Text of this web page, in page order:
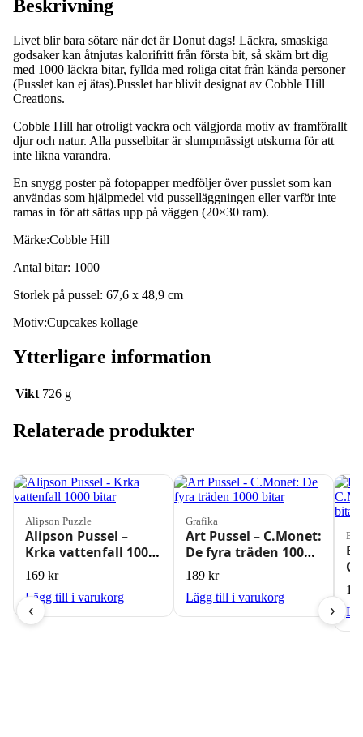
Beskrivning
Livet blir bara sötare när det är Donut dags! Läckra, smaskiga
godsaker kan åtnjutas kalorifritt från första bit, så skäm brt dig
med 1000 läckra bitar, fyllda med roliga citat från kända personer
(Pusslet kan ej ätas).Pusslet har blivit designat av Cobble Hill
Creations.
Cobble Hill har otroligt vackra och välgjorda motiv av framförallt
djur och natur. Alla pusselbitar är slumpmässigt utskurna för att
inte likna varandra.
En snygg poster på fotopapper medföljer över pusslet som kan
användas som hjälpmedel vid pusselläggningen eller varför inte
ramas in för att sättas upp på väggen (20×30 ram).
Märke:Cobble Hill
Antal bitar: 1000
Storlek på pussel: 67,6 x 48,9 cm
Motiv:Cupcakes kollage
Ytterligare information
Vikt 726 g
Relaterade produkter
‹
Alipson Puzzle
Alipson Pussel –
Krka vattenfall 1000
bitar
169 kr
Lägg till i varukorg
Grafika
Art Pussel – C.Monet:
De fyra träden 1000
bitar
189 kr
Lägg till i varukorg
›